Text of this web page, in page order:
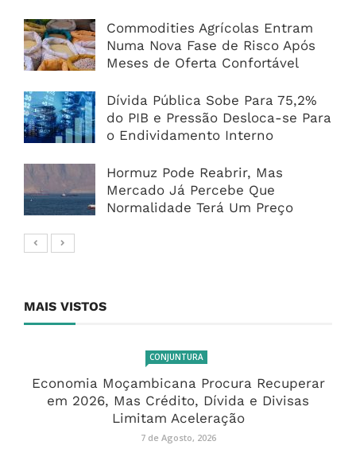
Commodities Agrícolas Entram
Numa Nova Fase de Risco Após
Meses de Oferta Confortável
Dívida Pública Sobe Para 75,2%
do PIB e Pressão Desloca-se Para
o Endividamento Interno
Hormuz Pode Reabrir, Mas
Mercado Já Percebe Que
Normalidade Terá Um Preço
MAIS VISTOS
CONJUNTURA
Economia Moçambicana Procura Recuperar
em 2026, Mas Crédito, Dívida e Divisas
Limitam Aceleração
7 de Agosto, 2026